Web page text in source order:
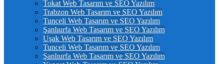
Tokat Web Tasarım ve SEO Yazılım
Trabzon Web Tasarım ve SEO Yazılım
Tunceli Web Tasarım ve SEO Yazılım
Şanlıurfa Web Tasarım ve SEO Yazılım
Uşak Web Tasarım ve SEO Yazılım
Tunceli Web Tasarım ve SEO Yazılım
Şanlıurfa Web Tasarım ve SEO Yazılım